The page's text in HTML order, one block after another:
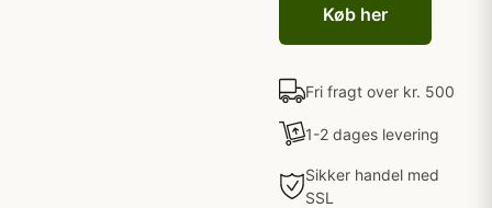
Køb her
Fri fragt over kr. 500
1-2 dages levering
Sikker handel med
SSL